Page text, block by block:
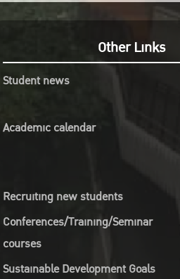
Other Links
Student news
Academic calendar
Recruiting new students
Conferences/Training/Seminar
courses
Sustainable Development Goals